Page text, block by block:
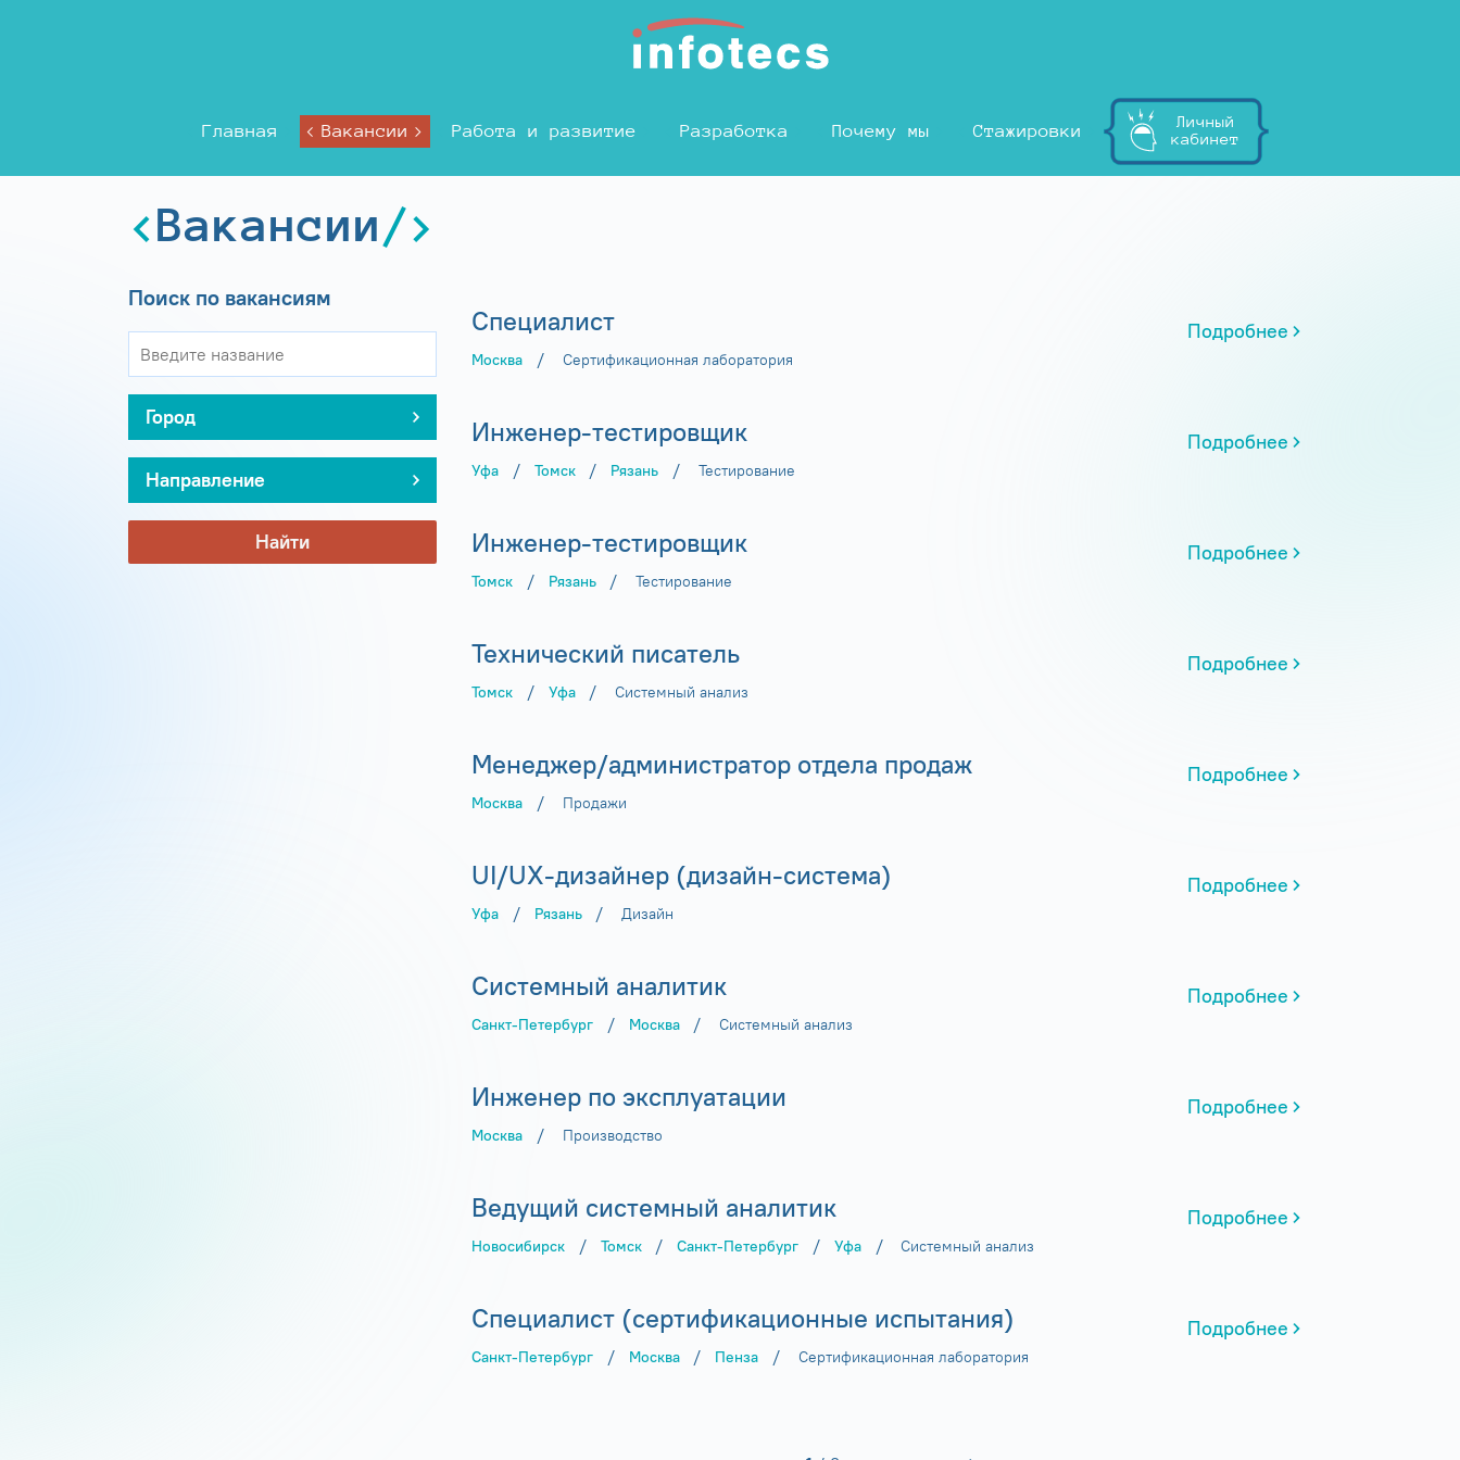
Главная Вакансии Работа и развитие Разработка Почему мы Стажировки
Личный
кабинет
Вакансии
Поиск по вакансиям
Город
Направление
Найти
Специалист
Москва / Сертификационная лаборатория
Подробнее
Инженер-тестировщик
Уфа / Томск / Рязань / Тестирование
Подробнее
Инженер-тестировщик
Томск / Рязань / Тестирование
Подробнее
Технический писатель
Томск / Уфа / Системный анализ
Подробнее
Менеджер/администратор отдела продаж
Москва / Продажи
Подробнее
UI/UX-дизайнер (дизайн-система)
Уфа / Рязань / Дизайн
Подробнее
Системный аналитик
Санкт-Петербург / Москва / Системный анализ
Подробнее
Инженер по эксплуатации
Москва / Производство
Подробнее
Ведущий системный аналитик
Новосибирск / Томск / Санкт-Петербург / Уфа / Системный анализ
Подробнее
Специалист (сертификационные испытания)
Санкт-Петербург / Москва / Пенза / Сертификационная лаборатория
Подробнее